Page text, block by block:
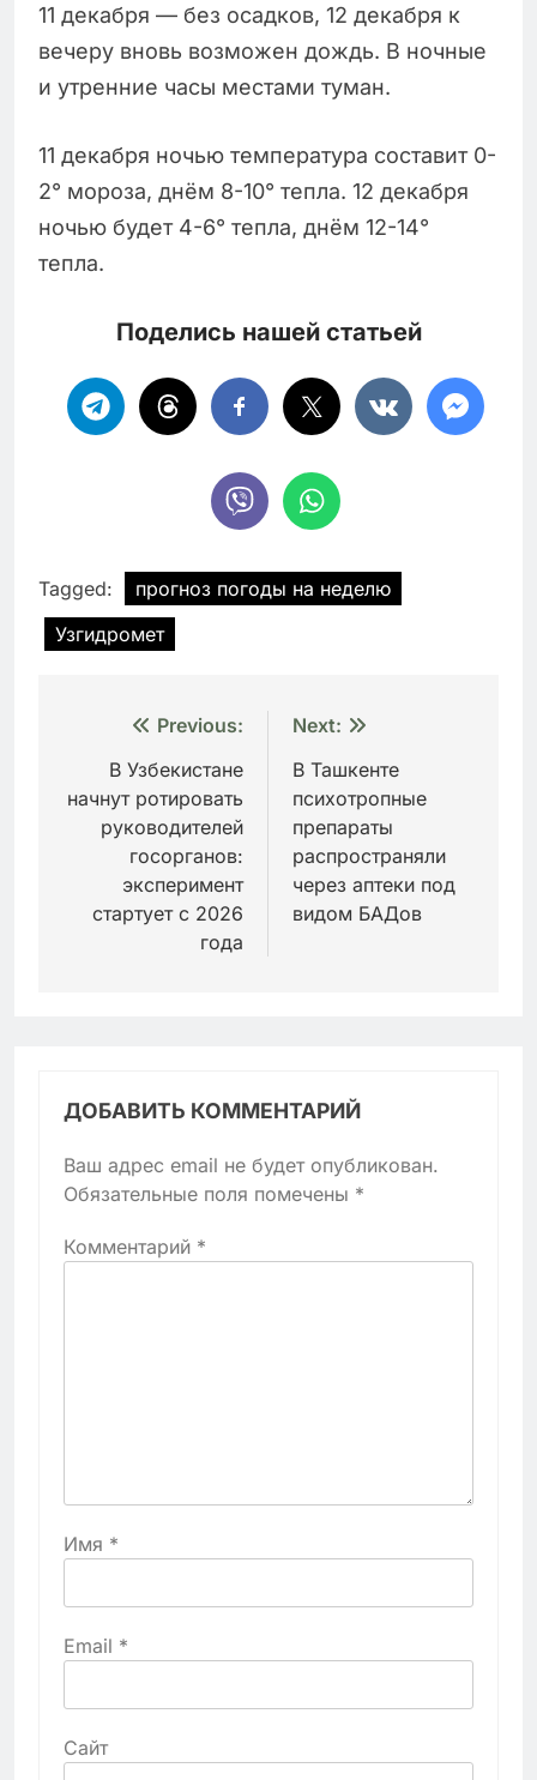
11 декабря — без осадков, 12 декабря к
вечеру вновь возможен дождь. В ночные
и утренние часы местами туман.
11 декабря ночью температура составит 0-
2° мороза, днём 8-10° тепла. 12 декабря
ночью будет 4-6° тепла, днём 12-14°
тепла.
Поделись нашей статьей
Tagged:
прогноз погоды на неделю
Узгидромет
Навигация
записям
Previous:
В Узбекистане
начнут ротировать
руководителей
госорганов:
эксперимент
стартует с 2026
года
Next:
В Ташкенте
психотропные
препараты
распространяли
через аптеки под
видом БАДов
ДОБАВИТЬ КОММЕНТАРИЙ
Ваш адрес email не будет опубликован.
Обязательные поля помечены *
Комментарий *
Имя *
Email *
Сайт